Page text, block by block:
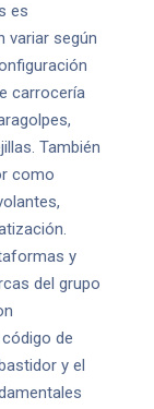
es
variar según
carrocería
También
como
y
del grupo
de
y el